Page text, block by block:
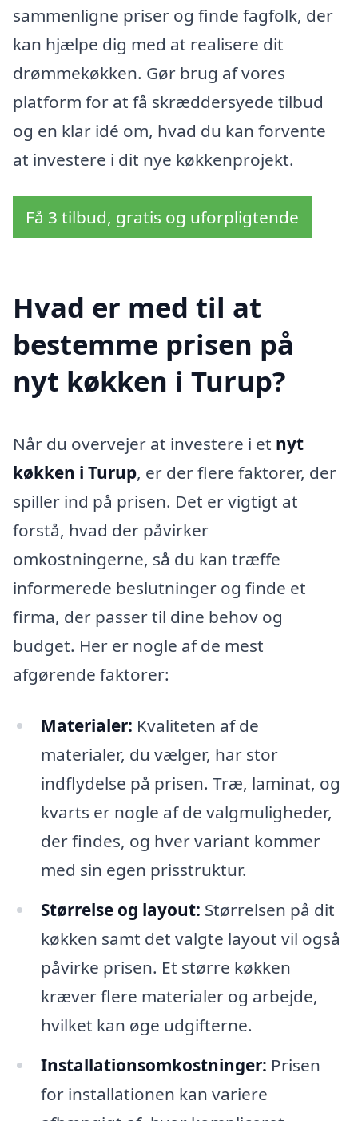
sammenligne priser og finde fagfolk, der
kan hjælpe dig med at realisere dit
drømmekøkken. Gør brug af vores
platform for at få skræddersyede tilbud
og en klar idé om, hvad du kan forvente
at investere i dit nye køkkenprojekt.
Få 3 tilbud, gratis og uforpligtende
Hvad er med til at
bestemme prisen på
nyt køkken i Turup?
Når du overvejer at investere i et nyt
køkken i Turup, er der flere faktorer, der
spiller ind på prisen. Det er vigtigt at
forstå, hvad der påvirker
omkostningerne, så du kan træffe
informerede beslutninger og finde et
firma, der passer til dine behov og
budget. Her er nogle af de mest
afgørende faktorer:
Materialer: Kvaliteten af de
materialer, du vælger, har stor
indflydelse på prisen. Træ, laminat, og
kvarts er nogle af de valgmuligheder,
der findes, og hver variant kommer
med sin egen prisstruktur.
Størrelse og layout: Størrelsen på dit
køkken samt det valgte layout vil også
påvirke prisen. Et større køkken
kræver flere materialer og arbejde,
hvilket kan øge udgifterne.
Installationsomkostninger: Prisen
for installationen kan variere